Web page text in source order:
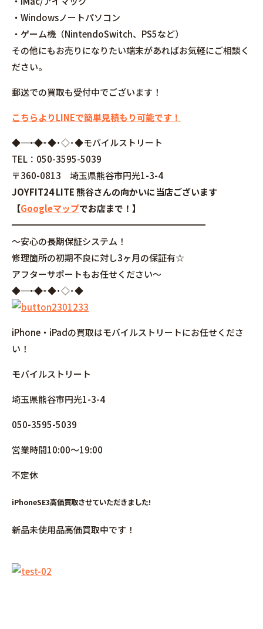
・Windowsノートパソコン
・ゲーム機（NintendoSwitch、PS5など）
その他にもお売りになりたい端末があればお気軽にご相談く
ださい。
郵送での買取も受付中でございます！
こちらよりLINEで簡単見積もり可能です！
◆――――――――――――――――･◆･◆･◇･◆モバイルストリート
TEL：050-3595-5039
〒360-0813 埼玉県熊谷市円光1-3-4
JOYFIT24 LITE 熊谷さんの向かいに当店ございます
【Googleマップでお店まで！】
━━━━━━━━━━━━━━━━━━━━━━
～安心の長期保証システム！
修理箇所の初期不良に対し3ヶ月の保証有☆
アフターサポートもお任せください～
◆――――――――――――――――･◆･◆･◇･◆
iPhone・iPadの買取はモバイルストリートにお任せくださ
い！
モバイルストリート
埼玉県熊谷市円光1-3-4
050-3595-5039
営業時間10:00～19:00
不定休
iPhoneSE3高価買取させていただきました!
新品未使用品高価買取中です！